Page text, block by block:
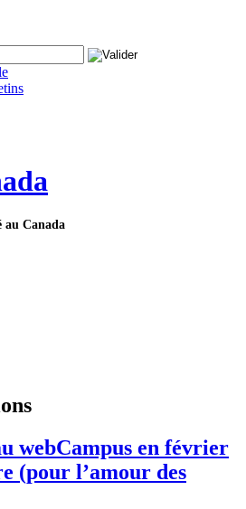
au Canada
webCampus en février
(pour l’amour des